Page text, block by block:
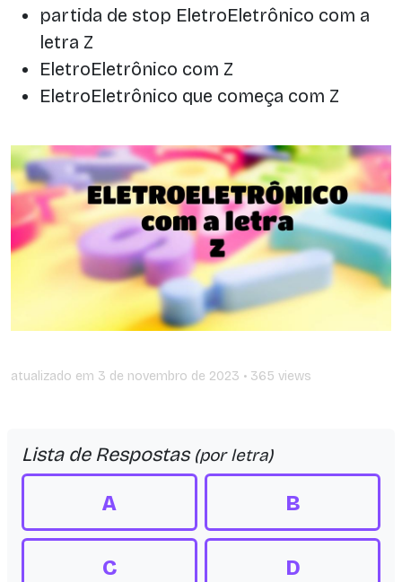
partida de stop EletroEletrônico com a
letra Z
EletroEletrônico com Z
EletroEletrônico que começa com Z
atualizado em 3 de novembro de 2023 • 365 views
Lista de Respostas (por letra)
A B
C D